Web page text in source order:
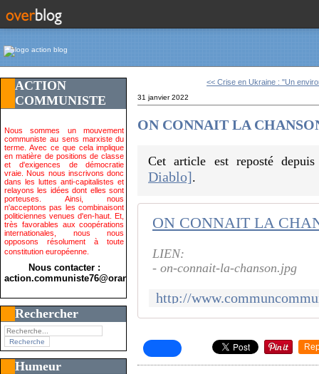
ACTION
COMMUNISTE
Nous sommes un mouvement
communiste au sens marxiste du
terme. Avec ce que cela implique
en matière de positions de classe
et d'exigences de démocratie
vraie. Nous nous inscrivons donc
dans les luttes anti-capitalistes et
relayons les idées dont elles sont
porteuses. Ainsi, nous
n'acceptons pas les combinaisont
politiciennes venues d'en-haut. Et,
très favorables aux coopérations
internationales, nous nous
opposons résolument à toute
constitution européenne.
Nous contacter :
action.communiste76@orange.fr>
Rechercher
Humeur
<< Crise en Ukraine : "Un
31 janvier 2022
ON CONNAIT LA
Cet article est reposté
Diablo].
ON CONNAIT LA
LIEN:
- on-connait-la-chanson.jpg